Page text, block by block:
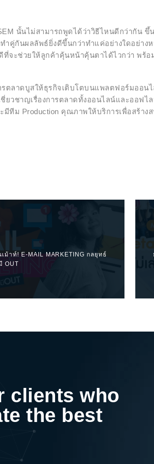
นั้นไม่สามารถพูดได้ว่าวิธีไหนดีกว่ากัน
ำคู่กันผลลัพธ์ยิ่งดีขึ้นกว่าทำแค่อย่างใดอย่าง
ที่จะช่วยให้ลูกค้าคุ้นหน้าคุ้นตาได้ไวกว่า พร้อ
ตลาดบูสให้ธุรกิจเติบโตบนแพลตฟอร์มออน
ยวชาญเรื่องการตลาดทั้งออนไลน์และออฟไ
มีทีม Production คุณภาพให้บริการเพื่อสร้าง
ม้าท์! E-MAIL MARKETING กลยุทธ์
OUT
clients who
the best